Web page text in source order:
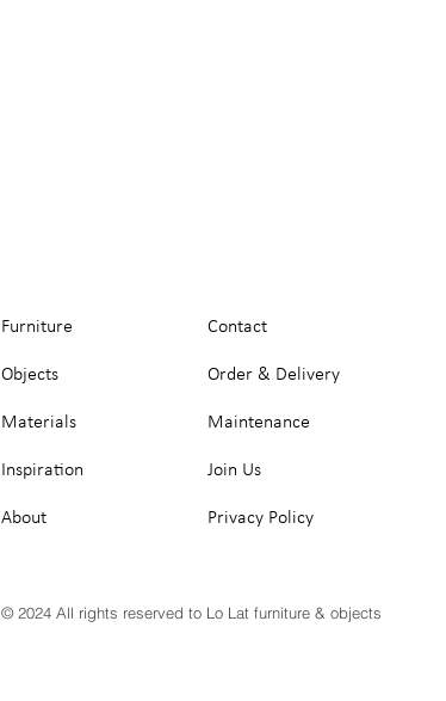
Furniture
Objects
Materials
Inspiration
About
Contact
Order & Delivery
Maintenance
Join Us
Privacy Policy
© 2024 All rights reserved to Lo Lat furniture & objects